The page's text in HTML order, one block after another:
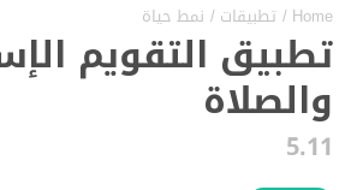
Home
/ تطبيقات / نمط حياة
تطبيق التقويم
والصلاة
5.11